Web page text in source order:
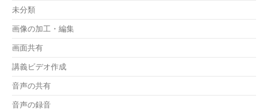
未分類
画像の加工・編集
画面共有
講義ビデオ作成
音声の共有
音声の録音